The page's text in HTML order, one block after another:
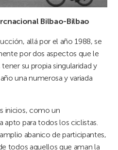
Bilbao-Bilbao
allá por el año 1988, se
por dos aspectos que le
su propia singularidad y
una numerosa y variada
inicios, como un
para todos los ciclistas.
abanico de participantes,
todos aquellos que aman la